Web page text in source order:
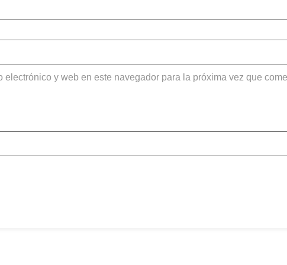
electrónico y web en este navegador para la próxima vez que